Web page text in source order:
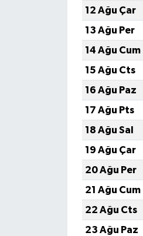
12 Ağu Çar
13 Ağu Per
14 Ağu Cum
15 Ağu Cts
16 Ağu Paz
17 Ağu Pts
18 Ağu Sal
19 Ağu Çar
20 Ağu Per
21 Ağu Cum
22 Ağu Cts
23 Ağu Paz